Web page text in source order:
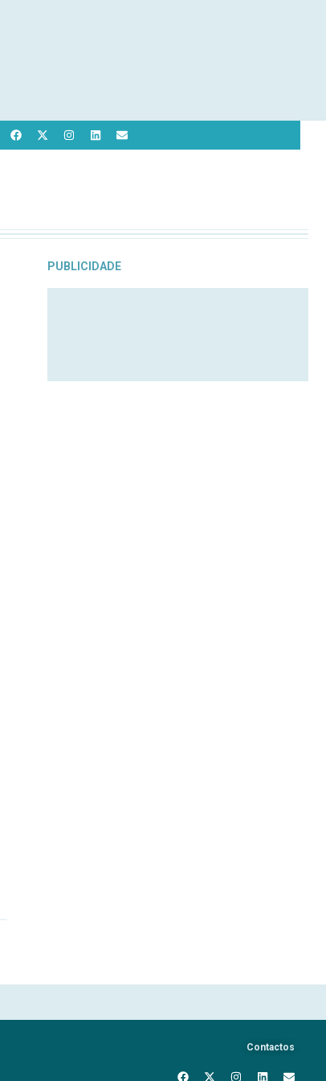
PUBLICIDADE
Contactos